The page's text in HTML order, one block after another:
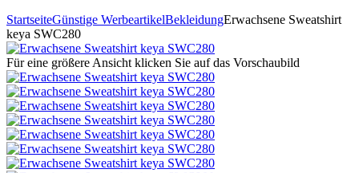
StartseiteGünstige WerbeartikelBekleidungErwachsene Sweatshirt
keya SWC280
Für eine größere Ansicht klicken Sie auf das Vorschaubild